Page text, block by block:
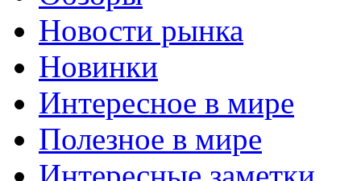
Новости рынка
Новинки
Интересное в мире
Полезное в мире